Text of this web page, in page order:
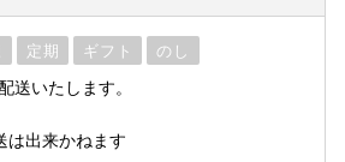
定期 ギフト のし
送いたします。
は出来かねます